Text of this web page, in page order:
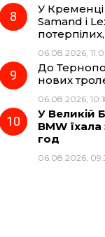
У Кременці
Samand і
06.08.2026,
До
нових
06.08.2026,
У Великій
BMW
год
06.08.2026,